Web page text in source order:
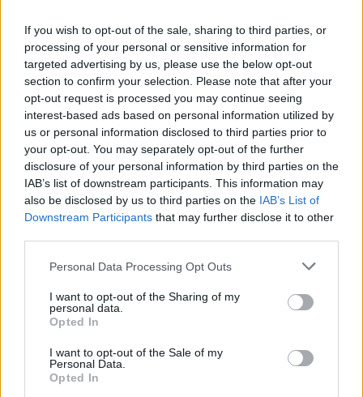
If you wish to opt-out of the sale, sharing to third parties, or
processing of your personal or sensitive information for
targeted advertising by us, please use the below opt-out
section to confirm your selection. Please note that after your
opt-out request is processed you may continue seeing
interest-based ads based on personal information utilized by
us or personal information disclosed to third parties prior to
your opt-out. You may separately opt-out of the further
disclosure of your personal information by third parties on the
IAB’s list of downstream participants. This information may
also be disclosed by us to third parties on the IAB’s List of
Downstream Participants that may further disclose it to other
Personal Data Processing Opt Outs
I want to opt-out of the Sharing of my
personal data.
Opted In
I want to opt-out of the Sale of my
Personal Data.
Opted In
Bloeddruk - betablokkers
Lyrica (795)
Epilepsie
Furabid (735)
Antibiotica - urineweginfectie
Mirtazapine (731)
Depressie - antidepressiva overig
Amitriptyline (699)
Depressie - antidepressiva TCA
Efexor (665)
Depressie - antidepressiva overig
Ethinylestradiol / Levonorgestrel (656)
Seroquel (647)
Psychose / schizofrenie - antipsychotica
Escitalopram (647)
Depressie - antidepressiva SSRI
Amoxicilline (646)